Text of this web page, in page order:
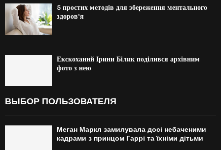
5 простих методів для збереження ментального
здоров’я
Екскоханий Ірини Білик поділився архівним
фото з нею
ВЫБОР ПОЛЬЗОВАТЕЛЯ
Меган Маркл замилувала досі небаченими
кадрами з принцом Гаррі та їхніми дітьми